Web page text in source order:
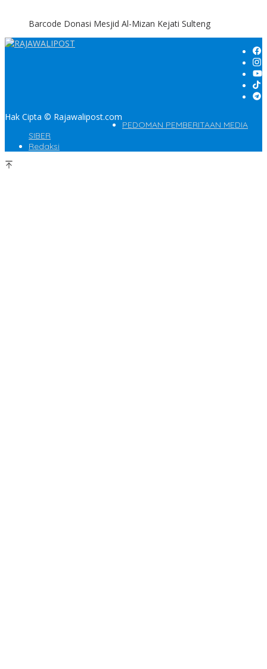
Barcode Donasi Mesjid Al-Mizan Kejati Sulteng
Hak Cipta © Rajawalipost.com
PEDOMAN PEMBERITAAN MEDIA
SIBER
Redaksi